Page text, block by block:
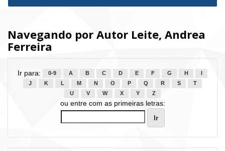
Navegando por Autor Leite, Andrea
Ferreira
Ir para: 0-9 A B C D E F G H
J
K L M N O P Q R S
T
U
V W X Y Z
ou entre com as primeiras letras: